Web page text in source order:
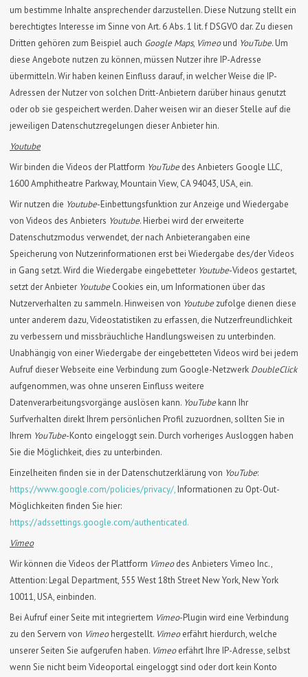
um bestimme Inhalte ansprechender darzustellen. Diese Nutzung stellt ein
berechtigtes Interesse im Sinne von Art. 6 Abs. 1 lit. f DSGVO dar. Zu diesen
Dritten gehören zum Beispiel auch Google Maps, Vimeound YouTube. Um
diese Angebote nutzen zu können, müssen Nutzer ihre IP-Adresse
übermitteln. Wir haben keinen Einfluss darauf, in welcher Weise die IP-
Adressen der Nutzer von solchen Dritt-Anbietern darüber hinaus genutzt
oder ob sie gespeichert werden. Daher weisen wir an dieser Stelle auf die
jeweiligen Datenschutzregelungen dieser Anbieter hin.
Youtube
Wir binden die Videos der Plattform YouTube des Anbieters Google LLC,
1600 Amphitheatre Parkway, Mountain View, CA 94043, USA, ein.
Wir nutzen die Youtube-Einbettungsfunktion zur Anzeige und Wiedergabe
von Videos des Anbieters Youtube. Hierbei wird der erweiterte
Datenschutzmodus verwendet, der nach Anbieterangaben eine
Speicherung von Nutzerinformationen erst bei Wiedergabe des/der Videos
in Gang setzt. Wird die Wiedergabe eingebetteter Youtube-Videos gestartet,
setzt der Anbieter Youtube Cookies ein, um Informationen über das
Nutzerverhalten zu sammeln. Hinweisen von Youtube zufolge dienen diese
unter anderem dazu, Videostatistiken zu erfassen, die Nutzerfreundlichkeit
zu verbessern und missbräuchliche Handlungsweisen zu unterbinden.
Unabhängig von einer Wiedergabe der eingebetteten Videos wird bei jedem
Aufruf dieser Webseite eine Verbindung zum Google-Netzwerk DoubleClick
aufgenommen, was ohne unseren Einfluss weitere
Datenverarbeitungsvorgänge auslösen kann. YouTube kann Ihr
Surfverhalten direkt Ihrem persönlichen Profil zuzuordnen, sollten Sie in
Ihrem YouTube-Konto eingeloggt sein. Durch vorheriges Ausloggen haben
Sie die Möglichkeit, dies zu unterbinden.
Einzelheiten finden sie in der Datenschutzerklärung von YouTube:
https://www.google.com/policies/privacy/, Informationen zu Opt-Out-
Möglichkeiten finden Sie hier:
https://adssettings.google.com/authenticated.
Vimeo
Wir können die Videos der Plattform Vimeodes Anbieters Vimeo Inc.,
Attention: Legal Department, 555 West 18th Street New York, New York
10011, USA, einbinden.
Bei Aufruf einer Seite mit integriertem Vimeo-Plugin wird eine Verbindung
zu den Servern von Vimeohergestellt. Vimeoerfährt hierdurch, welche
unserer Seiten Sie aufgerufen haben. Vimeoerfährt Ihre IP-Adresse, selbst
wenn Sie nicht beim Videoportal eingeloggt sind oder dort kein Konto